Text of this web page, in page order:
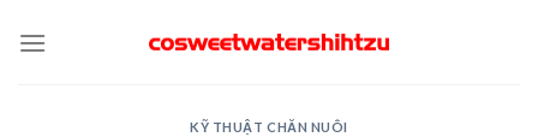
KỸ THUẬT CHĂN NUÔI